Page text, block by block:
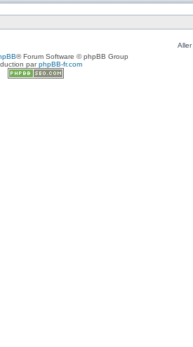
® Forum Software © phpBB Group
parphpBB-fr.com